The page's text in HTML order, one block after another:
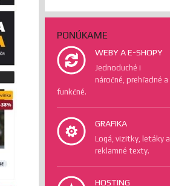
PONÚKAME
WEBY A E-SHOPY
Jednoduché i
náročné, prehľadné a
funkčné.
GRAFIKA
Logá, vizitky, letáky a
reklamné texty.
HOSTING